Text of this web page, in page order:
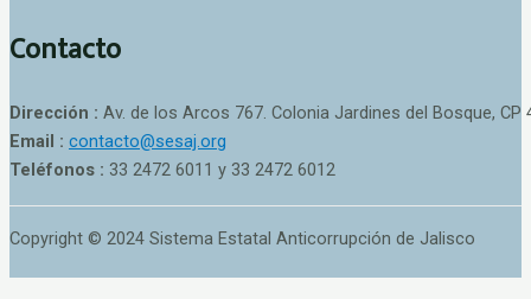
Contacto
Dirección : Av. de los Arcos 767. Colonia Jardines del Bosque, CP
Email : contacto@sesaj.org
Teléfonos : 33 2472 6011 y 33 2472 6012
Copyright © 2024 Sistema Estatal Anticorrupción de Jalisco